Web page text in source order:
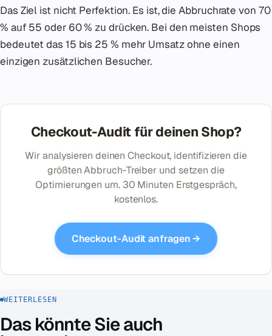
Das Ziel ist nicht Perfektion. Es ist, die Abbruchrate von 70
% auf 55 oder 60 % zu drücken. Bei den meisten Shops
bedeutet das 15 bis 25 % mehr Umsatz ohne einen
einzigen zusätzlichen Besucher.
Checkout-Audit für deinen Shop?
Wir analysieren deinen Checkout, identifizieren die
größten Abbruch-Treiber und setzen die
Optimierungen um. 30 Minuten Erstgespräch,
kostenlos.
Checkout-Audit anfragen →
WEITERLESEN
Das könnte Sie auch